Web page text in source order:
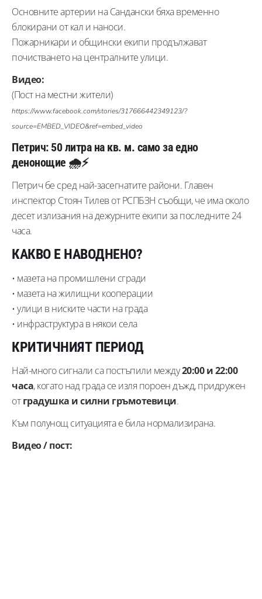
Основните артерии на Сандански бяха временно
блокирани от кал и наноси.
Пожарникари и общински екипи продължават
почистването на централните улици.
Видео:
(Пост на местни жители)
https://www.facebook.com/stories/317666442349123/?
source=EMBED_VIDEO&ref=embed_video
Петрич: 50 литра на кв. м. само за едно
денонощие 🌧️⚡
Петрич бе сред най-засегнатите райони. Главен
инспектор Стоян Тилев от РСПБЗН съобщи, че има около
десет излизания на дежурните екипи за последните 24
часа.
КАКВО Е НАВОДНЕНО?
• мазета на промишлени сгради
• мазета на жилищни кооперации
• улици в ниските части на града
• инфраструктура в някои села
КРИТИЧНИЯТ ПЕРИОД
Най-много сигнали са постъпили между20:00 и 22:00
часа, когато над града се изля пороен дъжд, придружен
отградушка и силни гръмотевици.
Към полунощ ситуацията е била нормализирана.
Видео / пост: